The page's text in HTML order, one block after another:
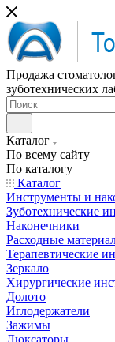
Продажа
зуботехнических
Каталог
По всему сайту
По каталогу
Каталог
Инструменты и
Зуботехнические
Наконечники
Расходные
Терапевтические
Зеркало
Хирургические
Долото
Иглодержатели
Зажимы
Люксаторы